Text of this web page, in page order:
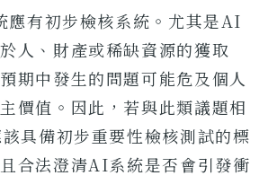
有初步檢核系統。尤其是AI
人、財產或稀缺資源的獲取
期中發生的問題可能危及個人
價值。因此，若與此類議題相
具備初步重要性檢核測試的標
合法澄清AI系統是否會引發衝